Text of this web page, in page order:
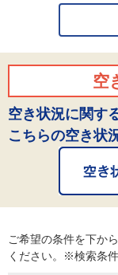
空
空き状況に関す
こちらの空き状
ご希望の条件を下か
ください。※検索条